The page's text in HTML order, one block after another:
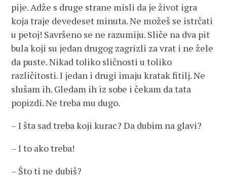
pije. Adže s druge strane misli da je život igra
koja traje devedeset minuta. Ne možeš se istrčati
u petoj! Savršeno se ne razumiju. Sliče na dva pit
bula koji su jedan drugog zagrizli za vrat i ne žele
da puste. Nikad toliko sličnosti u toliko
različitosti. I jedan i drugi imaju kratak fitilj. Ne
slušam ih. Gledam ih iz sobe i čekam da tata
popizdi. Ne treba mu dugo.
– I šta sad treba koji kurac? Da dubim na glavi?
– I to ako treba!
– Što ti ne dubiš?